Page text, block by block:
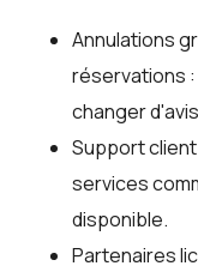
Annulations
réservations
changer
Support
services
disponible.
Partenaires